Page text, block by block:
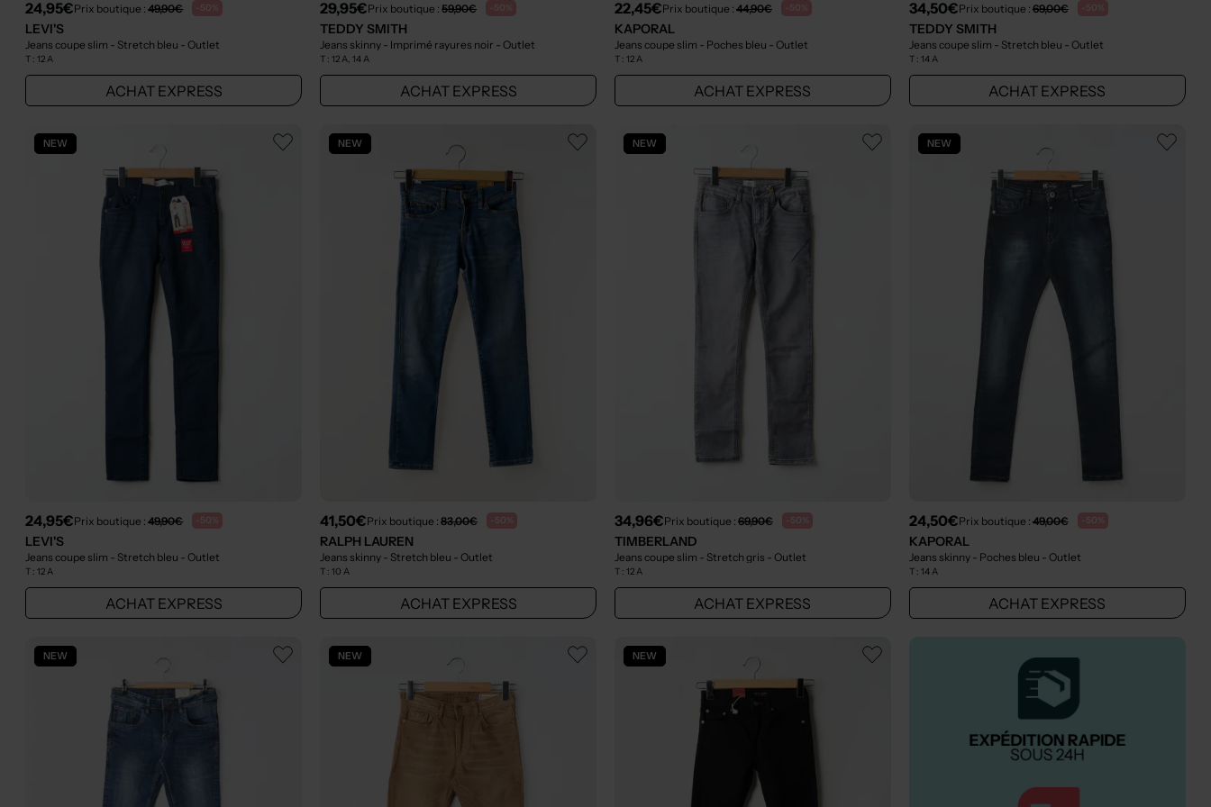
24,95€Prix boutique :49,90€ -50%
LEVI'S
Jeans coupe slim - Stretch bleu - Outlet
T :12 A
ACHAT EXPRESS
29,95€Prix boutique :59,90€ -50%
TEDDY SMITH
Jeans skinny - Imprimé rayures noir - Outlet
T :12 A, 14 A
ACHAT EXPRESS
22,45€Prix boutique : 44,90€ -50%
KAPORAL
Jeans coupe slim - Poches bleu - Outlet
T : 12 A
ACHAT EXPRESS
34,50€Prix boutique : 69,00€ -50%
TEDDY SMITH
Jeans coupe slim - Stretch bleu - Outlet
T : 14 A
ACHAT EXPRESS
NEW
24,95€Prix boutique :49,90€ -50%
LEVI'S
Jeans coupe slim - Stretch bleu - Outlet
T :12 A
ACHAT EXPRESS
NEW
41,50€Prix boutique :83,00€ -50%
RALPH LAUREN
Jeans skinny - Stretch bleu - Outlet
T :10 A
ACHAT EXPRESS
NEW
34,96€Prix boutique : 69,90€ -50%
TIMBERLAND
Jeans coupe slim - Stretch gris - Outlet
T : 12 A
ACHAT EXPRESS
NEW
24,50€Prix boutique : 49,00€ -50%
KAPORAL
Jeans skinny - Poches bleu - Outlet
T : 14 A
ACHAT EXPRESS
NEW NEW NEW